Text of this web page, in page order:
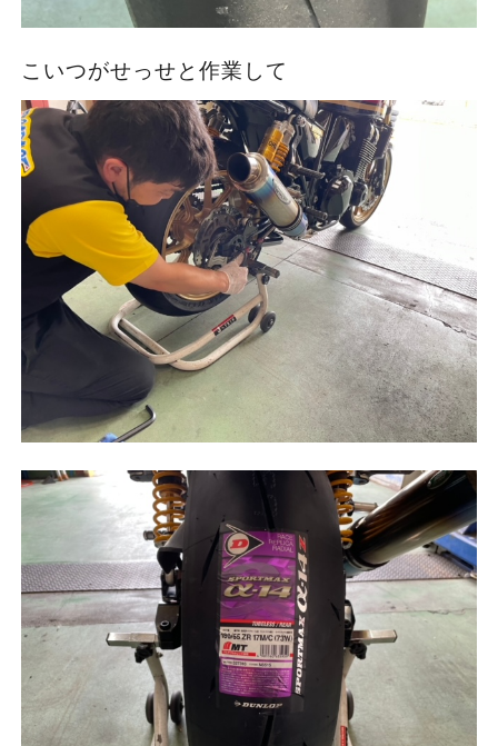
こいつがせっせと作業して